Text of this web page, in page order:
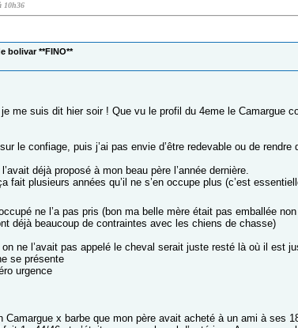
10h36
bolivar **FINO**
me suis dit hier soir ! Que vu le profil du 4eme le Camargue
le confiage, puis j’ai pas envie d’être redevable ou de
déjà proposé à mon beau père l’année dernière.
fait plusieurs années qu’il ne s’en occupe plus (c’est
ne l’a pas pris (bon ma belle mère était pas emballée
déjà beaucoup de contraintes avec les chiens de chasse)
ne l’avait pas appelé le cheval serait juste resté là où il est
se présente
urgence
Camargue x barbe que mon père avait acheté à un ami à ses